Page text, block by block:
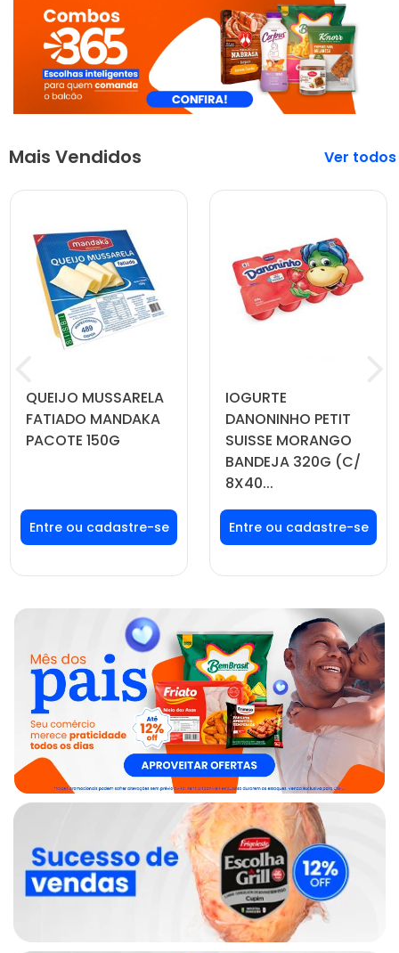
Mais Vendidos
QUEIJO MUSSARELA
FATIADO MANDAKA
PACOTE 150G
Faça seu login ou
cadastre-se para
ver preços e
IOGURTE
DANONINHO PETIT
SUISSE MORANGO
BANDEJA 320G (C/
8X40...
Faça seu login ou
cadastre-se para
ver preços e